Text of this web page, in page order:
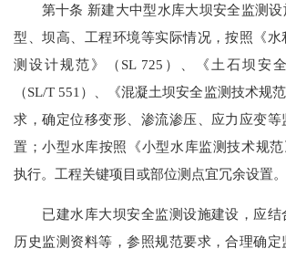
第十条 新建大中型水库大坝安全监测设
型、坝高、工程环境等实际情况，按照《
测设计规范》（SL 725）、《土石坝安
（SL/T 551）、《混凝土坝安全监测技术规
求，确定位移变形、渗流渗压、应力应变
置；小型水库按照《小型水库监测技术规范
执行。工程关键项目或部位测点宜冗余设置。
已建水库大坝安全监测设施建设，应结
历史监测资料等，参照规范要求，合理确